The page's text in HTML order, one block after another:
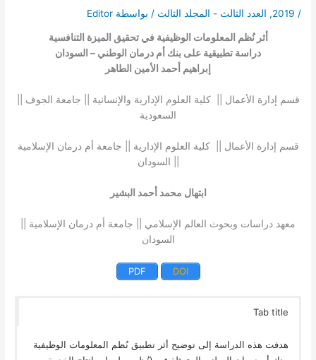
/
2019
, العدد الثالث - المجلد الثالث / بواسطة Editor
أثر نُظم المعلومات الوظيفية في تحقيق الميزة التنافسية
دراسة تطبيقية على بنك أم درمان الوطني – السودان
إبراهيم أحمد الأمين الطاهر
قسم إدارة الأعمال || كلية العلوم الإدارية والإنسانية || جامعة الجوف ||
السعودية
قسم إدارة الأعمال || كلية العلوم الإدارية || جامعة أم درمان الإسلامية
|| السودان
ابتهال محمد أحمد البشير
معهد دراسات وبحوث العالم الإسلامي || جامعة أم درمان الإسلامية ||
السودان
DOI
PDF
Tab title
هدفت هذه الدراسة إلى توضيح أثر تطبيق نُظم المعلومات الوظيفية